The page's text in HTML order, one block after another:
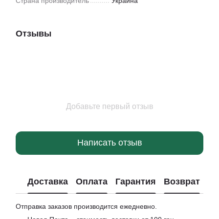
Отзывы
Добавьте первый отзыв
Написать отзыв
Доставка Оплата Гарантия Возврат
Отправка заказов производится ежедневно.